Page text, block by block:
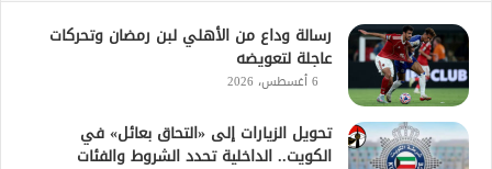
رسالة وداع من الأهلي لبن رمضان وتحركات
عاجلة لتعويضه
6 أغسطس، 2026
تحويل الزيارات إلى «التحاق بعائل» في
الكويت.. الداخلية تحدد الشروط والفئات